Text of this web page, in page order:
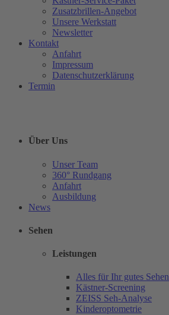
Zusatzbrillen-Angebot
Unsere Werkstatt
Newsletter
Kontakt
Anfahrt
Impressum
Datenschutzerklärung
Termin
Über Uns
Unser Team
360° Rundgang
Anfahrt
Ausbildung
News
Sehen
Leistungen
Alles für Ihr gutes Sehen
Kästner-Screening
ZEISS Seh-Analyse
Kinderoptometrie